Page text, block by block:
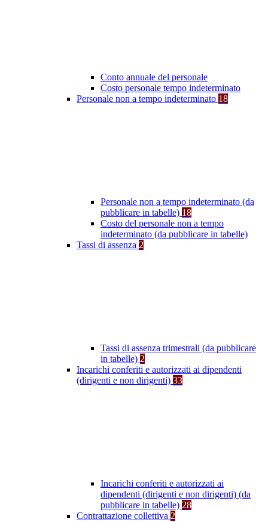
Conto annuale del personale
Costo personale tempo indeterminato
Personale non a tempo indeterminato 18
Personale non a tempo indeterminato (da
pubblicare in tabelle) 18
Costo del personale non a tempo
indeterminato (da pubblicare in tabelle)
Tassi di assenza 2
Tassi di assenza trimestrali (da pubblicare
in tabelle) 2
Incarichi conferiti e autorizzati ai dipendenti
(dirigenti e non dirigenti) 33
Incarichi conferiti e autorizzati ai
dipendenti (dirigenti e non dirigenti) (da
pubblicare in tabelle) 28
Contrattazione collettiva 2